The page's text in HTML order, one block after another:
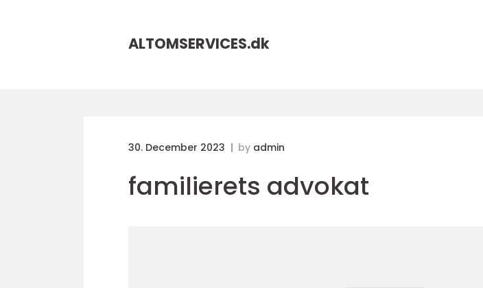
ALTOMSERVICES.dk
30. December 2023 by admin
familierets advokat